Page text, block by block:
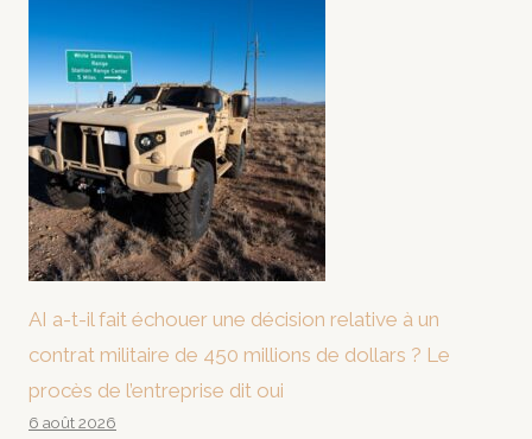
AI a-t-il fait échouer une décision relative à un
contrat militaire de 450 millions de dollars ? Le
procès de l’entreprise dit oui
6 août 2026